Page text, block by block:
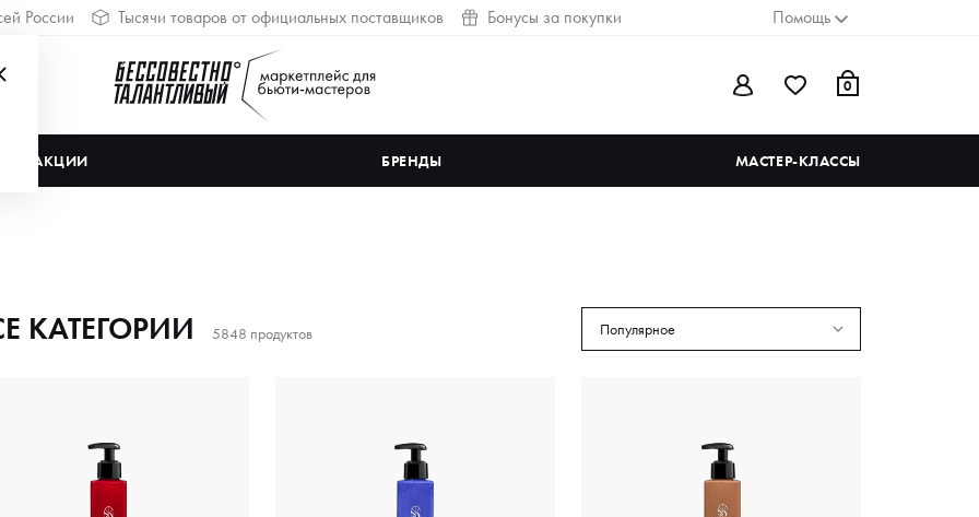
России Тысячи товаров от официальных поставщиков Бонусы за покупки Помощь
0
АКЦИИ БРЕНДЫ МАСТЕР-КЛАССЫ
КАТЕГОРИИ 5848 продуктов Популярное